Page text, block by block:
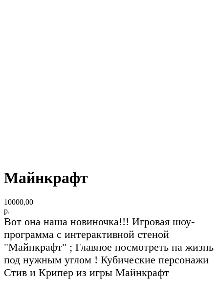
Майнкрафт
10000,00
р.
Вот она наша новиночка!!! Игровая шоу-
программа с интерактивной стеной
"Майнкрафт" ; Главное посмотреть на жизнь
под нужным углом ! Кубические персонажи
Стив и Крипер из игры Майнкрафт